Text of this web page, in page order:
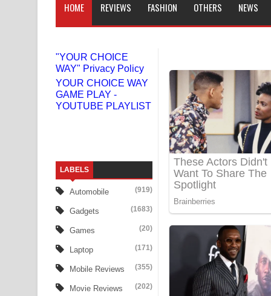
Liyamuda Dan Anagathe Song Lyrics - ලියමුද
Doni Song Lyrics - දෝණි ගීතයේ පද පෙළ
Benthara Palame Song Lyrics - බෙන්තර පාලමේ
Sanda Babalena Song Lyrics - සඳ බැබලෙන ගීතයේ
Adare Wadi Nisa Song Lyrics - ආදරේ වැඩි නිසා
UNUHUMA Song Lyrics - උණුහුම ගීතයේ පද පෙළ
Katakara Song Lyrics - කටකාර ගීතයේ පද පෙළ
Tharu Yaye Dilena Song Lyrics - තරු යායේ
Ow Man Sosa Song Lyrics - ඔව් මං සෝසා ගීතයේ පද
HOME REVIEWS FASHION OTHERS NEWS
"YOUR CHOICE
WAY" Privacy Policy
YOUR CHOICE WAY
GAME PLAY -
YOUTUBE PLAYLIST
LABELS
Automobile (919)
Gadgets (1683)
Games (20)
Laptop (171)
Mobile Reviews (355)
Movie Reviews (202)